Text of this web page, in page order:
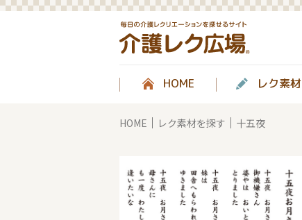
HOME レク素材
HOME レク素材を探す 十五夜